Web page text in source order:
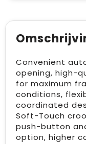
Convenient
opening, high-
for maximum
conditions,
coordinated
Soft-Touch
push-button
option, higher